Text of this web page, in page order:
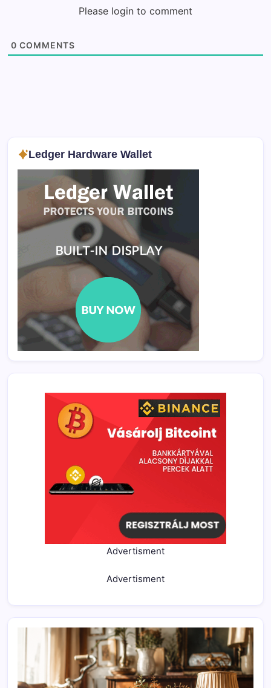
Please login to comment
0 COMMENTS
Ledger Hardware Wallet
Advertisment
Advertisment